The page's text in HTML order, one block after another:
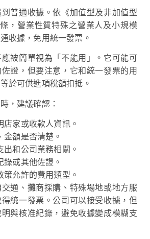
普通收據。依《加值型及非加值型
，營業性質特殊之營業人及小規模
收據，免用統一發票。
被簡單視為「不能用」。它可能可
證，但要注意，它和統一發票的用
於可供進項稅額扣抵。
，建議確認：
店家或收款人資訊。
金額是否清楚。
出和公司業務相關。
錄或其他佐證。
策允許的費用類型。
通、攤商採購、特殊場地或地方服
統一發票。公司可以接受收據，但
與核准紀錄，避免收據變成模糊支